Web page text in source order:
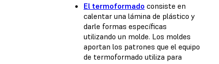
El termoformado consiste en
calentar una lámina de plástico y
darle formas específicas
utilizando un molde. Los moldes
aportan los patrones que el equipo
de termoformado utiliza para